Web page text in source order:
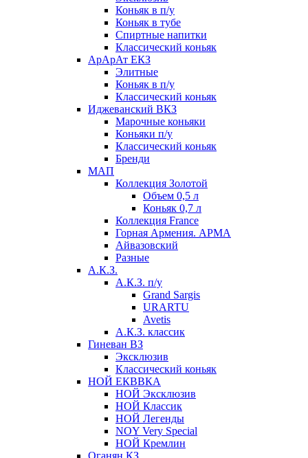
Коньяк в п/у
Коньяк в тубе
Спиртные напитки
Классический коньяк
АрАрАт ЕКЗ
Элитные
Коньяк в п/у
Классический коньяк
Иджеванский ВКЗ
Марочные коньяки
Коньяки п/у
Классический коньяк
Бренди
МАП
Коллекция Золотой
Объем 0,5 л
Коньяк 0,7 л
Коллекция France
Горная Армения. АРМА
Айвазовский
Разные
А.К.З.
А.К.З. п/у
Grand Sargis
URARTU
Avetis
А.К.З. классик
Гиневан ВЗ
Эксклюзив
Классический коньяк
НОЙ ЕКВВКА
НОЙ Эксклюзив
НОЙ Классик
НОЙ Легенды
NOY Very Speсial
НОЙ Кремлин
Оганян КЗ